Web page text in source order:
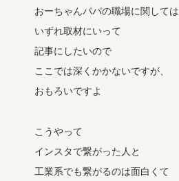
おーちゃんパパの職場に関しては
いずれ取材にいって
記事にしたいので
ここでは深くかかないですが、
おもろいですよ
こうやって
インスタで繋がった人と
工業系でも繋がるのは面白くて